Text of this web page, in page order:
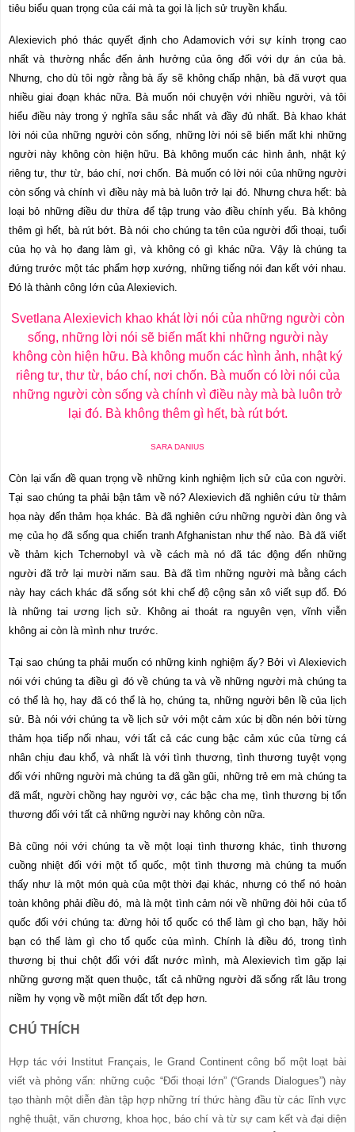
tiêu biểu quan trọng của cái mà ta gọi là lịch sử truyền khẩu
Alexievich phó thác quyết định cho Adamovich với sự kính trọng cao
nhất và thường nhắc đến ảnh hưởng của ông đối với dự án của bà.
Nhưng, cho dù tôi ngờ rằng bà ấy sẽ không chấp nhận, bà đã vượt qua
nhiều giai đoạn khác nữa. Bà muốn nói chuyện với nhiều người, và tôi
hiểu điều này trong ý nghĩa sâu sắc nhất và đầy đủ nhất. Bà khao khát
lời nói của những người còn sống, những lời nói sẽ biến mất khi những
người này không còn hiện hữu. Bà không muốn các hình ảnh, nhật ký
riêng tư, thư từ, báo chí, nơi chốn. Bà muốn có lời nói của những người
còn sống và chính vì điều này mà bà luôn trở lại đó. Nhưng chưa hết: bà
loại bỏ những điều dư thừa để tập trung vào điều chính yếu. Bà không
thêm gì hết, bà rút bớt. Bà nói cho chúng ta tên của người đối thoại, tuổi
của họ và họ đang làm gì, và không có gì khác nữa. Vậy là chúng ta
đứng trước một tác phẩm hợp xướng, những tiếng nói đan kết với nhau.
Đó là thành công lớn của Alexievich.
Svetlana Alexievich khao khát lời nói của những người còn
sống, những lời nói sẽ biến mất khi những người này
không còn hiện hữu. Bà không muốn các hình ảnh, nhật ký
riêng tư, thư từ, báo chí, nơi chốn. Bà muốn có lời nói của
những người còn sống và chính vì điều này mà bà luôn trở
lại đó. Bà không thêm gì hết, bà rút bớt.
SARA DANIUS
Còn lại vấn đề quan trọng về những kinh nghiệm lịch sử của con người.
Tại sao chúng ta phải bận tâm về nó? Alexievich đã nghiên cứu từ thảm
họa này đến thảm họa khác. Bà đã nghiên cứu những người đàn ông và
mẹ của họ đã sống qua chiến tranh Afghanistan như thế nào. Bà đã viết
về thảm kịch Tchernobyl và về cách mà nó đã tác động đến những
người đã trở lại mười năm sau. Bà đã tìm những người mà bằng cách
này hay cách khác đã sống sót khi chế độ cộng sản xô viết sụp đổ. Đó
là những tai ương lịch sử. Không ai thoát ra nguyên vẹn, vĩnh viễn
không ai còn là mình như trước.
Tại sao chúng ta phải muốn có những kinh nghiệm ấy? Bởi vì Alexievich
nói với chúng ta điều gì đó về chúng ta và về những người mà chúng ta
có thể là họ, hay đã có thể là họ, chúng ta, những người bên lề của lịch
sử. Bà nói với chúng ta về lịch sử với một cảm xúc bị dồn nén bởi từng
thảm họa tiếp nối nhau, với tất cả các cung bậc cảm xúc của từng cá
nhân chịu đau khổ, và nhất là với tình thương, tình thương tuyệt vọng
đối với những người mà chúng ta đã gần gũi, những trẻ em mà chúng ta
đã mất, người chồng hay người vợ, các bậc cha mẹ, tình thương bị tổn
thương đối với tất cả những người nay không còn nữa.
Bà cũng nói với chúng ta về một loại tình thương khác, tình thương
cuồng nhiệt đối với một tổ quốc, một tình thương mà chúng ta muốn
thấy như là một món quà của một thời đại khác, nhưng có thể nó hoàn
toàn không phải điều đó, mà là một tình cảm nói về những đòi hỏi của tổ
quốc đối với chúng ta: đừng hỏi tổ quốc có thể làm gì cho bạn, hãy hỏi
bạn có thể làm gì cho tổ quốc của mình. Chính là điều đó, trong tình
thương bị thui chột đối với đất nước mình, mà Alexievich tìm gặp lại
những gương mặt quen thuộc, tất cả những người đã sống rất lâu trong
niềm hy vọng về một miền đất tốt đẹp hơn.
CHÚ THÍCH
Hợp tác với Institut Français, le Grand Continent công bố một loạt bài
viết và phỏng vấn: những cuộc “Đối thoại lớn” (“Grands Dialogues”) này
tạo thành một diễn đàn tập hợp những trí thức hàng đầu từ các lĩnh vực
nghệ thuật, văn chương, khoa học, báo chí và từ sự cam kết và đại diện